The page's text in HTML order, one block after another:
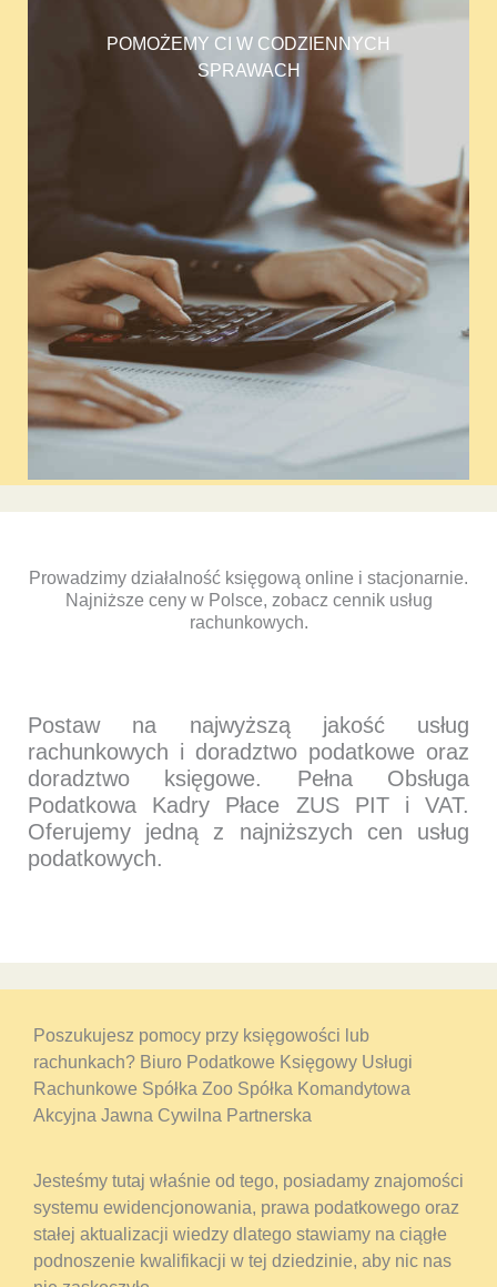
POMOŻEMY CI W CODZIENNYCH
SPRAWACH
Prowadzimy działalność księgową online i stacjonarnie.
Najniższe ceny w Polsce, zobacz cennik usług
rachunkowych.
Postaw na najwyższą jakość usług
rachunkowych i doradztwo podatkowe oraz
doradztwo księgowe. Pełna Obsługa
Podatkowa Kadry Płace ZUS PIT i VAT.
Oferujemy jedną z najniższych cen usług
podatkowych.
Poszukujesz pomocy przy księgowości lub
rachunkach? Biuro Podatkowe Księgowy Usługi
Rachunkowe Spółka Zoo Spółka Komandytowa
Akcyjna Jawna Cywilna Partnerska
Jesteśmy tutaj właśnie od tego, posiadamy znajomości
systemu ewidencjonowania, prawa podatkowego oraz
stałej aktualizacji wiedzy dlatego stawiamy na ciągłe
podnoszenie kwalifikacji w tej dziedzinie, aby nic nas